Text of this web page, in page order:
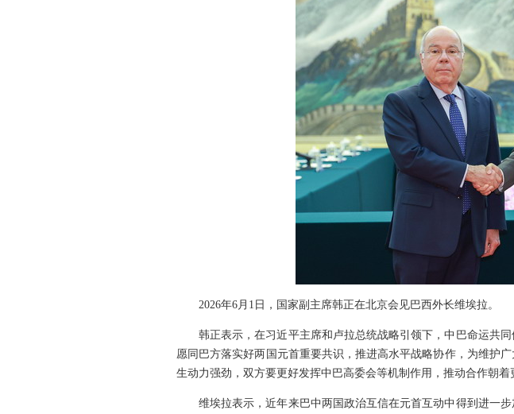
2026年6月1日，国家副主席韩正在北京会见巴西外长维埃拉。
韩正表示，在习近平主席和卢拉总统战略引领下，中巴命运共
愿同巴方落实好两国元首重要共识，推进高水平战略协作，为维护
生动力强劲，双方要更好发挥中巴高委会等机制作用，推动合作朝
维埃拉表示，近年来巴中两国政治互信在元首互动中得到进一